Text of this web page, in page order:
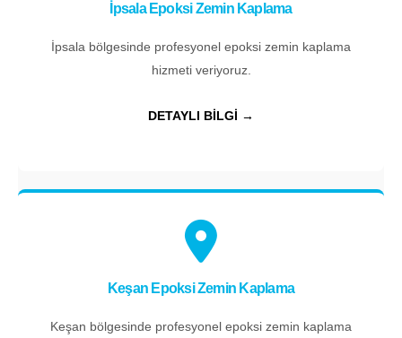
İpsala Epoksi Zemin Kaplama
İpsala bölgesinde profesyonel epoksi zemin kaplama
hizmeti veriyoruz.
DETAYLI BİLGİ →
Keşan Epoksi Zemin Kaplama
Keşan bölgesinde profesyonel epoksi zemin kaplama